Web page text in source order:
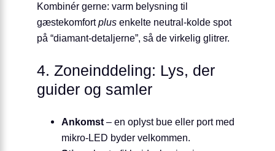
Kombinér gerne: varm belysning til
gæstekomfortplus enkelte neutral-kolde spot
på “diamant-detaljerne”, så de virkelig glitrer.
4. Zoneinddeling: Lys, der
guider og samler
Ankomst – en oplyst bue eller port med
mikro-LED byder velkommen.